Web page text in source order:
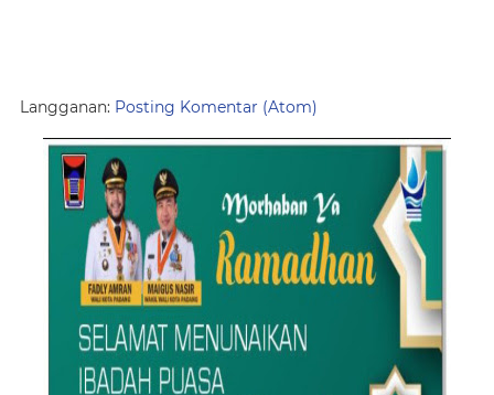
Langganan: Posting Komentar (Atom)